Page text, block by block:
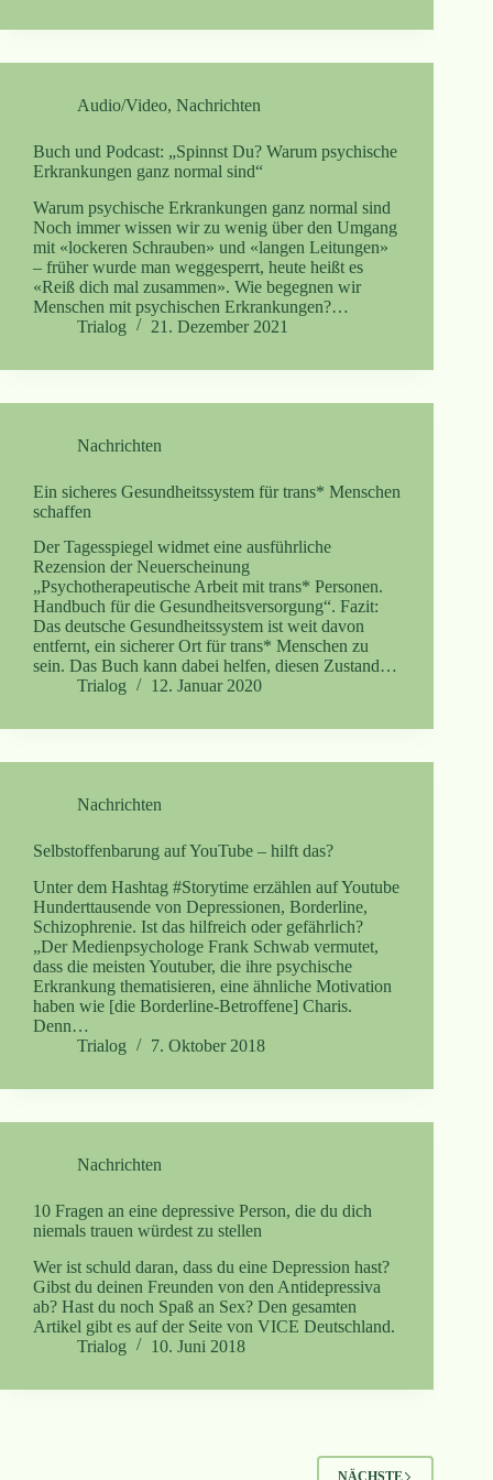
Audio/Video, Nachrichten
Buch und Podcast: „Spinnst Du? Warum psychische
Erkrankungen ganz normal sind“
Warum psychische Erkrankungen ganz normal sind
Noch immer wissen wir zu wenig über den Umgang
mit «lockeren Schrauben» und «langen Leitungen»
– früher wurde man weggesperrt, heute heißt es
«Reiß dich mal zusammen». Wie begegnen wir
Menschen mit psychischen Erkrankungen?…
Trialog
21. Dezember 2021
Nachrichten
Ein sicheres Gesundheitssystem für trans* Menschen
schaffen
Der Tagesspiegel widmet eine ausführliche
Rezension der Neuerscheinung
„Psychotherapeutische Arbeit mit trans* Personen.
Handbuch für die Gesundheitsversorgung“. Fazit:
Das deutsche Gesundheitssystem ist weit davon
entfernt, ein sicherer Ort für trans* Menschen zu
sein. Das Buch kann dabei helfen, diesen Zustand…
Trialog
12. Januar 2020
Nachrichten
Selbstoffenbarung auf YouTube – hilft das?
Unter dem Hashtag #Storytime erzählen auf Youtube
Hunderttausende von Depressionen, Borderline,
Schizophrenie. Ist das hilfreich oder gefährlich?
„Der Medienpsychologe Frank Schwab vermutet,
dass die meisten Youtuber, die ihre psychische
Erkrankung thematisieren, eine ähnliche Motivation
haben wie [die Borderline-Betroffene] Charis.
Denn…
Trialog
7. Oktober 2018
Nachrichten
10 Fragen an eine depressive Person, die du dich
niemals trauen würdest zu stellen
Wer ist schuld daran, dass du eine Depression hast?
Gibst du deinen Freunden von den Antidepressiva
ab? Hast du noch Spaß an Sex? Den gesamten
Artikel gibt es auf der Seite von VICE Deutschland.
Trialog
10. Juni 2018